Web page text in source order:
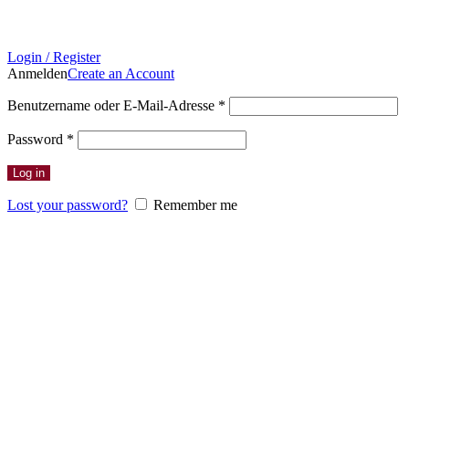
Login / Register
AnmeldenCreate an Account
Benutzername oder E-Mail-Adresse *
Password *
Log in
Lost your password? Remember me